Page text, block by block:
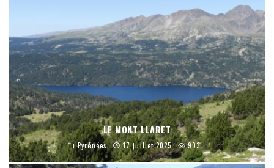
LE MONT LLARET
Pyrénées 17 juillet 2025 903